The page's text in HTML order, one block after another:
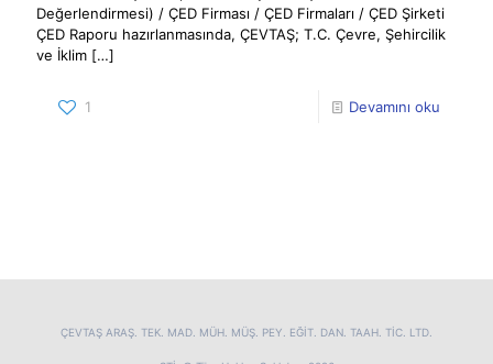
Değerlendirmesi) / ÇED Firması / ÇED Firmaları / ÇED Şirketi
ÇED Raporu hazırlanmasında, ÇEVTAŞ; T.C. Çevre, Şehircilik
ve İklim […]
1 Devamını oku
ÇEVTAŞ ARAŞ. TEK. MAD. MÜH. MÜŞ. PEY. EĞİT. DAN. TAAH. TİC. LTD.